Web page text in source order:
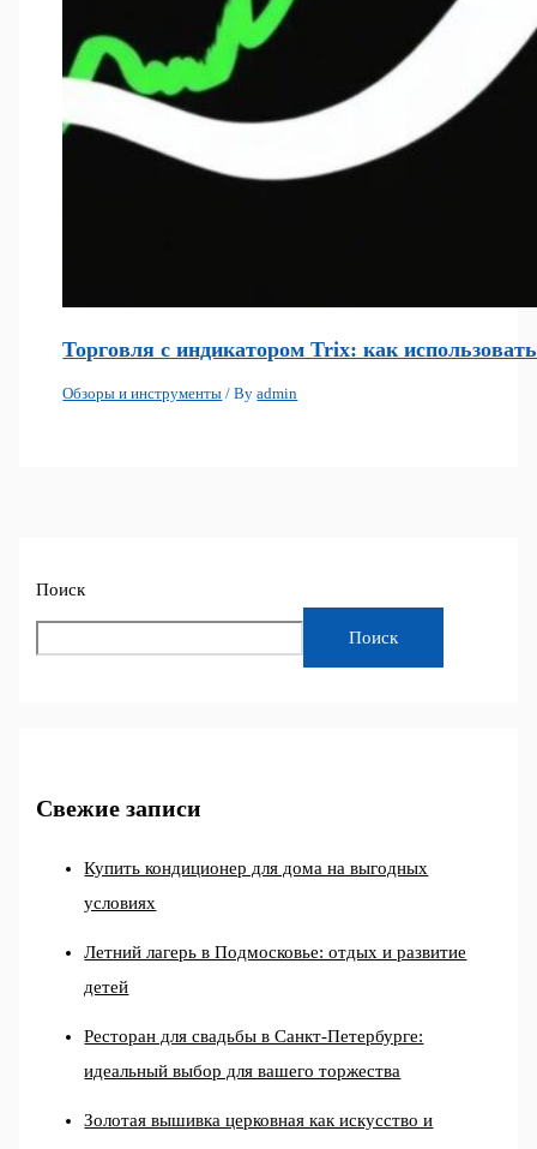
Торговля с индикатором Trix: как
Обзоры и инструменты / Byadmin
Поиск
Поиск
Свежие записи
Купить кондиционер для дома на выгодных
условиях
Летний лагерь в Подмосковье: отдых и развитие
детей
Ресторан для свадьбы в Санкт-Петербурге:
идеальный выбор для вашего торжества
Золотая вышивка церковная как искусство и